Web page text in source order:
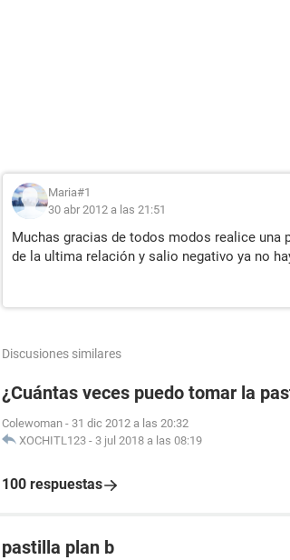
Maria#1
30 abr 2012 a las 21:51
Muchas gracias de todos modos realice una
de la ultima relación y salio negativo ya no
Discusiones similares
¿Cuántas veces puedo tomar la
Colewoman - 31 dic 2012 a las 20:32
XOCHITL123 - 3 jul 2018 a las 08:19
100 respuestas
pastilla plan b